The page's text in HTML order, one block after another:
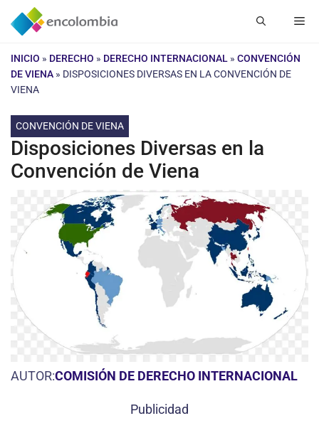
Saltar
INICIO » DERECHO » DERECHO INTERNACIONAL » CONVENCIÓN
DE VIENA » DISPOSICIONES DIVERSAS EN LA CONVENCIÓN DE
VIENA
CONVENCIÓN DE VIENA
Disposiciones Diversas en la
Convención de Viena
AUTOR:COMISIÓN DE DERECHO INTERNACIONAL
Publicidad